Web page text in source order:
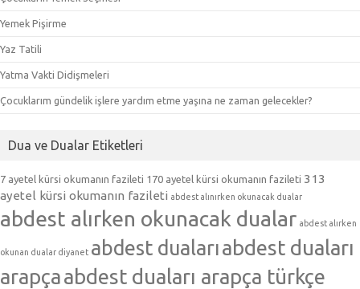
Yemek Pişirme
Yaz Tatili
Yatma Vakti Didişmeleri
Çocuklarım gündelik işlere yardım etme yaşına ne zaman gelecekler?
Dua ve Dualar Etiketleri
7 ayetel kürsi okumanın fazileti 170 ayetel kürsi okumanın fazileti 313
ayetel kürsi okumanın fazileti abdest alınırken okunacak dualar
abdest alırken okunacak dualar abdest alırken
okunan dualar diyanet abdest dualarıabdest duaları
arapçaabdest duaları arapça türkçe